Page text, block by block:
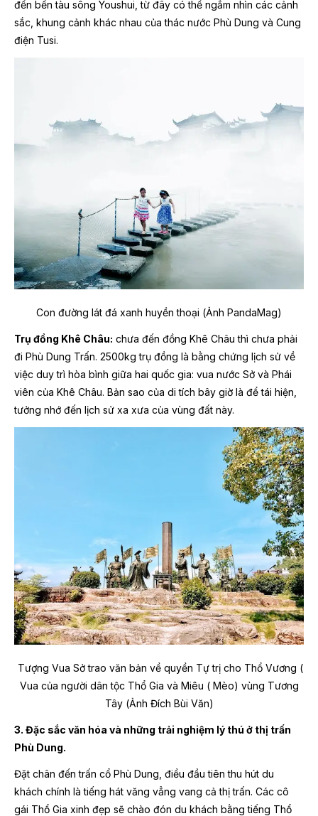
đến bến tàu sông Youshui, từ đây có thể ngắm nhìn các cảnh
sắc, khung cảnh khác nhau của thác nước Phù Dung và Cung
điện Tusi.
Con đường lát đá xanh huyền thoại (Ảnh PandaMag)
Trụ đồng Khê Châu: chưa đến đồng Khê Châu thì chưa phải
đi Phù Dung Trấn. 2500kg trụ đồng là bằng chứng lịch sử về
việc duy trì hòa bình giữa hai quốc gia: vua nước Sở và Phái
viên của Khê Châu. Bản sao của di tích bây giờ là để tái hiện,
tưởng nhớ đến lịch sử xa xưa của vùng đất này.
Tượng Vua Sở trao văn bản về quyền Tự trị cho Thổ Vương (
Vua của người dân tộc Thổ Gia và Miêu ( Mèo) vùng Tương
Tây (Ảnh Đích Bùi Văn)
3. Đặc sắc văn hóa và những trải nghiệm lý thú ở thị trấn
Phù Dung.
Đặt chân đến trấn cổ Phù Dung, điều đầu tiên thu hút du
khách chính là tiếng hát văng vẳng vang cả thị trấn. Các cô
gái Thổ Gia xinh đẹp sẽ chào đón du khách bằng tiếng Thổ